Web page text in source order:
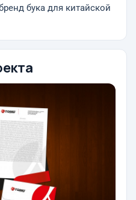
бука для китайской